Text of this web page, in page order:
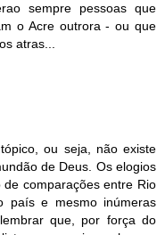
sempre pessoas que
o Acre outrora - ou que
atras...
ou seja, não existe
de Deus. Os elogios
comparações entre Rio
país e mesmo inúmeras
que, por força do